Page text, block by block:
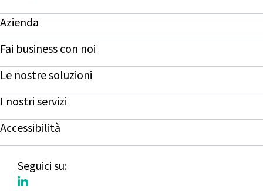
Azienda
Fai business con noi
Le nostre soluzioni
I nostri servizi
Accessibilità
Seguici su: